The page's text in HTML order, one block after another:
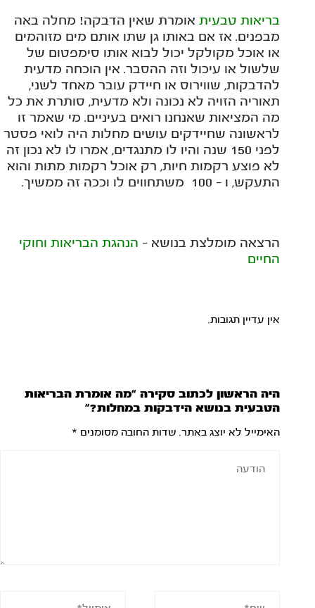
בריאות טבעיתאומרת שאין הדבקה! מחלה באה
מבפנים. אז אם באותו גן שתו אותם מים מזוהמים
או אוכל מקולקל יכול לבוא אותו סימפטום של
שלשול או עיכול וזה ההסבר. אין הוכחה מדעית
להדבקות, שווירוס או חיידק עובר מאחד לשני,
תאוריה הזויה לא נכונה ולא מדעית, סותרת את כל
מה המציאות שאנחנו רואים בעיניים. מי שאמר זו
לראשונה שחיידקים עושים מחלות היה לואי פסטר
לפני 150 שנה והיו לו מתנגדים, אמרו לו לא נכון זה
לא פוצע רקמות חיות, רק אוכל רקמות מתות והוא
התעקש, ו - 100 משתחווים לו וככה זה ממשיך.
הרצאה מומלצת בנושא - הנהגת הבריאות וחוקי
החיים
אין עדיין תגובות.
היה הראשון לכתוב סקירה “מה אומרת הבריאות
הטבעית בנושא הידבקות במחלות?”
האימייל לא יוצג באתר. שדות החובה מסומנים *